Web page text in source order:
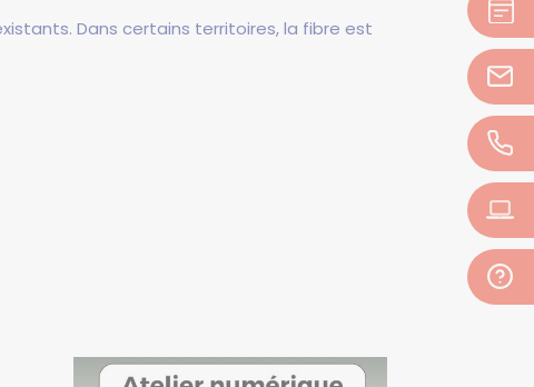
Dans certains territoires, la fibre est